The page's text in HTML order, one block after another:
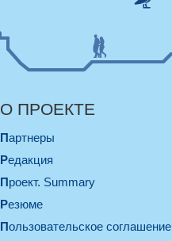
О ПРОЕКТЕ
Партнеры
Редакция
Проект. Summary
Резюме
Пользовательское соглашение